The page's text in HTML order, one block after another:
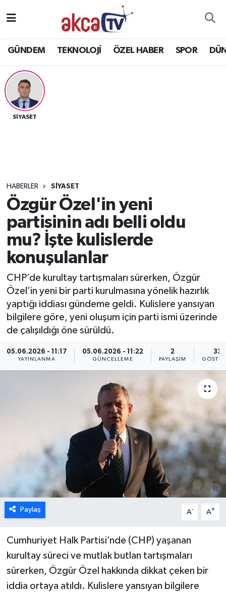
GÜNDEM TEKNOLOJİ ÖZEL HABER SPOR
SİYASET
HABERLER SİYASET
Özgür Özel'in yeni
partisinin adı belli oldu
mu? İşte kulislerde
konuşulanlar
CHP’de kurultay tartışmaları sürerken, Özgür
Özel’in yeni bir parti kurulmasına yönelik hazırlık
yaptığı iddiası gündeme geldi. Kulislere yansıyan
bilgilere göre, yeni oluşum için parti ismi üzerinde
de çalışıldığı öne sürüldü.
05.06.2026 - 11:17
YAYINLANMA
05.06.2026 - 11:22
GÜNCELLEME
2
PAYLAŞIM
33
Paylaş A- A+
Cumhuriyet Halk Partisi’nde (CHP) yaşanan
kurultay süreci ve mutlak butlan tartışmaları
sürerken, Özgür Özel hakkında dikkat çeken bir
iddia ortaya atıldı. Kulislere yansıyan bilgilere
Trabzon Hava Durumu
Trabzon Namaz Vakitleri
Trabzon Trafik Yoğunluk Haritası
Son Dakika Haberleri
Haber Arşivi